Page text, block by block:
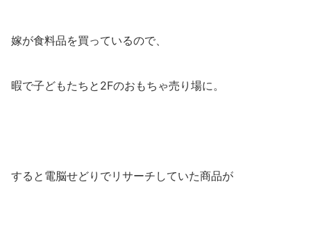
嫁が食料品を買っているので、
暇で子どもたちと2Fのおもちゃ売り場に。
すると電脳せどりでリサーチしていた商品が